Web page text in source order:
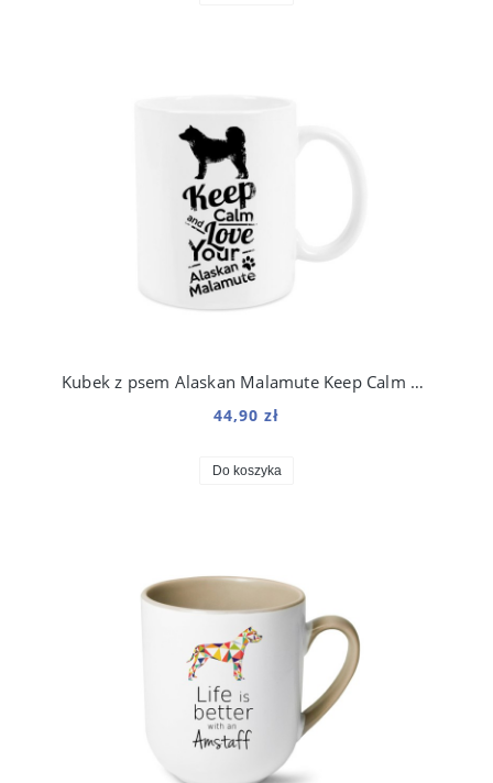
Kubek z psem Alaskan Malamute Keep Calm Retro 330 ml
44,90 zł
Do koszyka